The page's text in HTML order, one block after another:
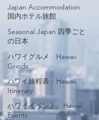
Japan Accommodation
国内ホテル旅館
Seasonal Japan 四季ごと
の日本
ハワイグルメ Hawaii
Grinds
ハワイ旅程表 Hawaii
Itinerary
ハワイイベント Hawaii
Events